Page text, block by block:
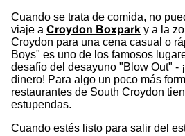
Cuando se trata de comida, no
viaje a Croydon Boxpark y a la
Croydon para una cena casual o
Boys" es uno de los famosos
desafío del desayuno "Blow Out" -
dinero! Para algo un poco más
restaurantes de South Croydon
estupendas.
Cuando estés listo para salir del